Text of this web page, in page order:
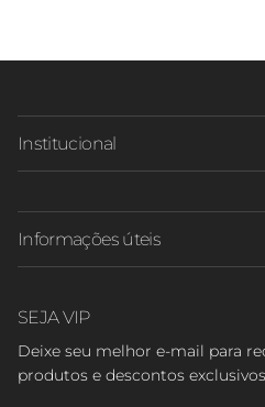
Institucional
Informações úteis
SEJA VIP
Deixe seu melhor e-mail para
produtos e descontos